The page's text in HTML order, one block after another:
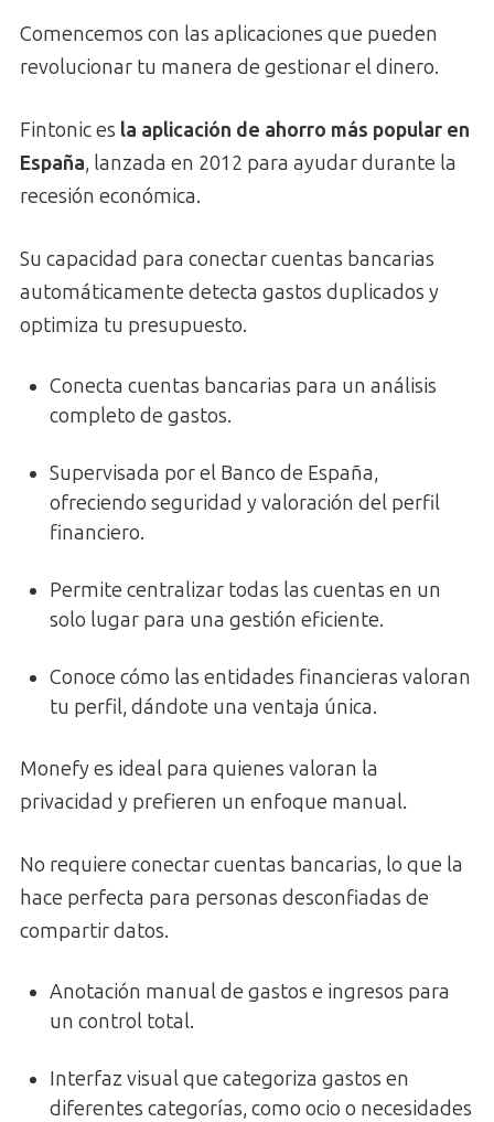
Comencemos con las aplicaciones que pueden
revolucionar tu manera de gestionar el dinero.
Fintonic es la aplicación de ahorro más popular en
España, lanzada en 2012 para ayudar durante la
recesión económica.
Su capacidad para conectar cuentas bancarias
automáticamente detecta gastos duplicados y
optimiza tu presupuesto.
Conecta cuentas bancarias para un análisis
completo de gastos.
Supervisada por el Banco de España,
ofreciendo seguridad y valoración del perfil
financiero.
Permite centralizar todas las cuentas en un
solo lugar para una gestión eficiente.
Conoce cómo las entidades financieras valoran
tu perfil, dándote una ventaja única.
Monefy es ideal para quienes valoran la
privacidad y prefieren un enfoque manual.
No requiere conectar cuentas bancarias, lo que la
hace perfecta para personas desconfiadas de
compartir datos.
Anotación manual de gastos e ingresos para
un control total.
Interfaz visual que categoriza gastos en
diferentes categorías, como ocio o necesidades